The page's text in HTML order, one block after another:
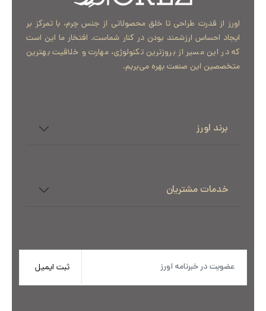
اورز از قدرت طراحی تا خلق محصولاتی از جنس چرم، با تمرکز بر
ایجاد احساس ارزشمند بودن در کنار شماست. افتخار ما این است
که در این مسیر از بروزترین تکنولوژی، مهارت و خلاقیت بهترین
متخصصین این صنعت بهره می‌بریم.
برند اورز
خدمات مشتریان
ثبت ایمیل